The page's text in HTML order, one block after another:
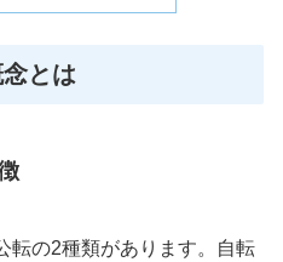
とは
転の2種類があります。自転